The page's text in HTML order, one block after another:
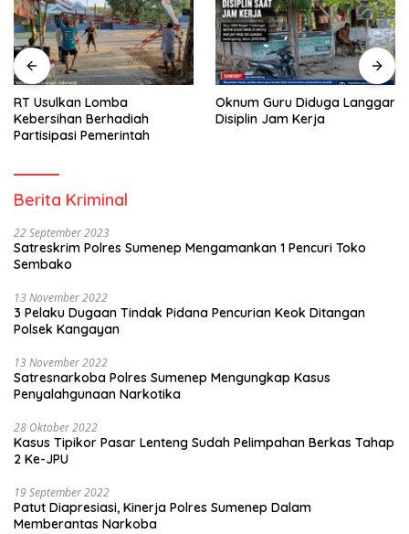
RT Usulkan Lomba
Kebersihan Berhadiah
Partisipasi Pemerintah
Oknum Guru Diduga Langgar
Disiplin Jam Kerja
Berita Kriminal
22 September 2023
Satreskrim Polres Sumenep Mengamankan 1 Pencuri Toko
Sembako
13 November 2022
3 Pelaku Dugaan Tindak Pidana Pencurian Keok Ditangan
Polsek Kangayan
13 November 2022
Satresnarkoba Polres Sumenep Mengungkap Kasus
Penyalahgunaan Narkotika
28 Oktober 2022
Kasus Tipikor Pasar Lenteng Sudah Pelimpahan Berkas Tahap
2 Ke-JPU
19 September 2022
Patut Diapresiasi, Kinerja Polres Sumenep Dalam
Memberantas Narkoba